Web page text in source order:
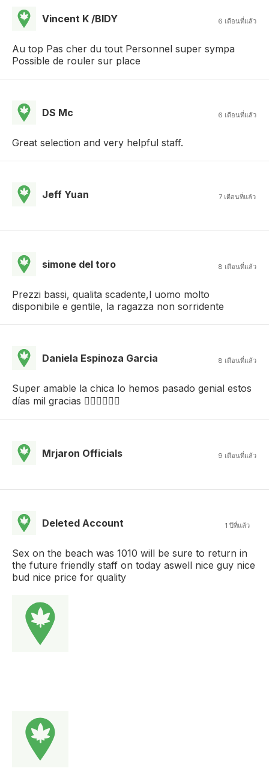
Vincent K /BIDY 6 เดือนที่แล้ว
Au top Pas cher du tout Personnel super sympa
Possible de rouler sur place
DS Mc 6 เดือนที่แล้ว
Great selection and very helpful staff.
Jeff Yuan 7 เดือนที่แล้ว
simone del toro 8 เดือนที่แล้ว
Prezzi bassi, qualita scadente,l uomo molto
disponibile e gentile, la ragazza non sorridente
Daniela Espinoza Garcia 8 เดือนที่แล้ว
Super amable la chica lo hemos pasado genial estos
días mil gracias ❤️‍🔥❤️‍🔥❤️‍🔥
Mrjaron Officials 9 เดือนที่แล้ว
Deleted Account 1 ปีที่แล้ว
Sex on the beach was 1010 will be sure to return in
the future friendly staff on today aswell nice guy nice
bud nice price for quality